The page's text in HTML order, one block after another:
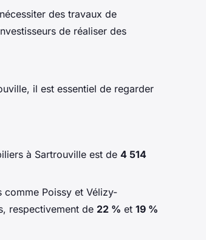
des travaux de
de réaliser des
il est essentiel de regarder
à Sartrouville est de 4 514
comme Poissy et Vélizy-
respectivement de 22 % et 19 %